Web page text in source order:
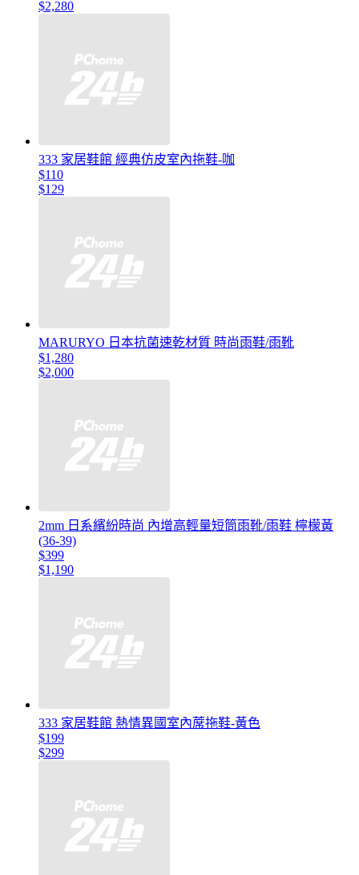
$2,280
333 家居鞋館 經典仿皮室內拖鞋-咖
$110
$129
MARURYO 日本抗菌速乾材質 時尚雨鞋/雨靴
$1,280
$2,000
2mm 日系繽紛時尚 內增高輕量短筒雨靴/雨鞋 檸檬黃
(36-39)
$399
$1,190
333 家居鞋館 熱情異國室內蓆拖鞋-黃色
$199
$299